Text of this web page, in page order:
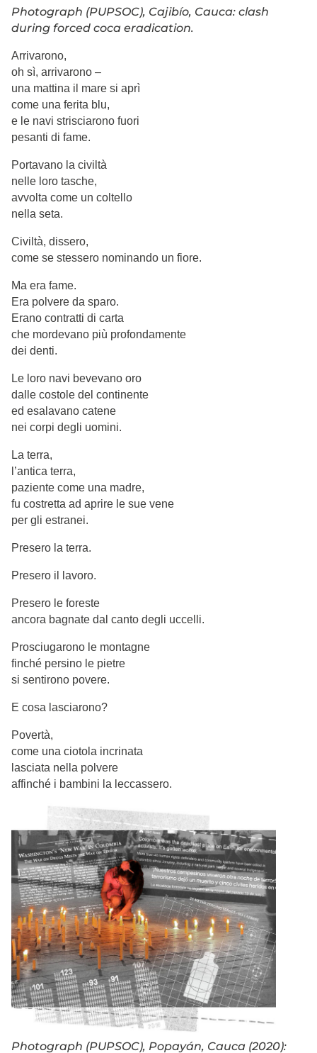
Photograph (PUPSOC), Cajibío, Cauca: clash
during forced coca eradication.
Arrivarono,
oh sì, arrivarono –
una mattina il mare si aprì
come una ferita blu,
e le navi strisciarono fuori
pesanti di fame.
Portavano la civiltà
nelle loro tasche,
avvolta come un coltello
nella seta.
Civiltà, dissero,
come se stessero nominando un fiore.
Ma era fame.
Era polvere da sparo.
Erano contratti di carta
che mordevano più profondamente
dei denti.
Le loro navi bevevano oro
dalle costole del continente
ed esalavano catene
nei corpi degli uomini.
La terra,
l’antica terra,
paziente come una madre,
fu costretta ad aprire le sue vene
per gli estranei.
Presero la terra.
Presero il lavoro.
Presero le foreste
ancora bagnate dal canto degli uccelli.
Prosciugarono le montagne
finché persino le pietre
si sentirono povere.
E cosa lasciarono?
Povertà,
come una ciotola incrinata
lasciata nella polvere
affinché i bambini la leccassero.
Photograph (PUPSOC), Popayán, Cauca (2020):